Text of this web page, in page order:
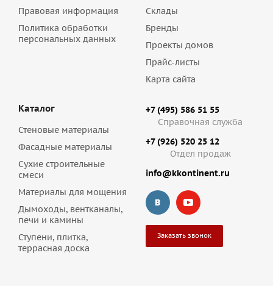
Правовая информация
Политика обработки
персональных данных
Склады
Бренды
Проекты домов
Прайс-листы
Карта сайта
Каталог
Стеновые материалы
Фасадные материалы
Сухие строительные
смеси
Материалы для мощения
Дымоходы, вентканалы,
печи и камины
Ступени, плитка,
террасная доска
+7 (495) 586 51 55
Справочная служба
+7 (926) 520 25 12
Отдел продаж
info@kkontinent.ru
Заказать звонок